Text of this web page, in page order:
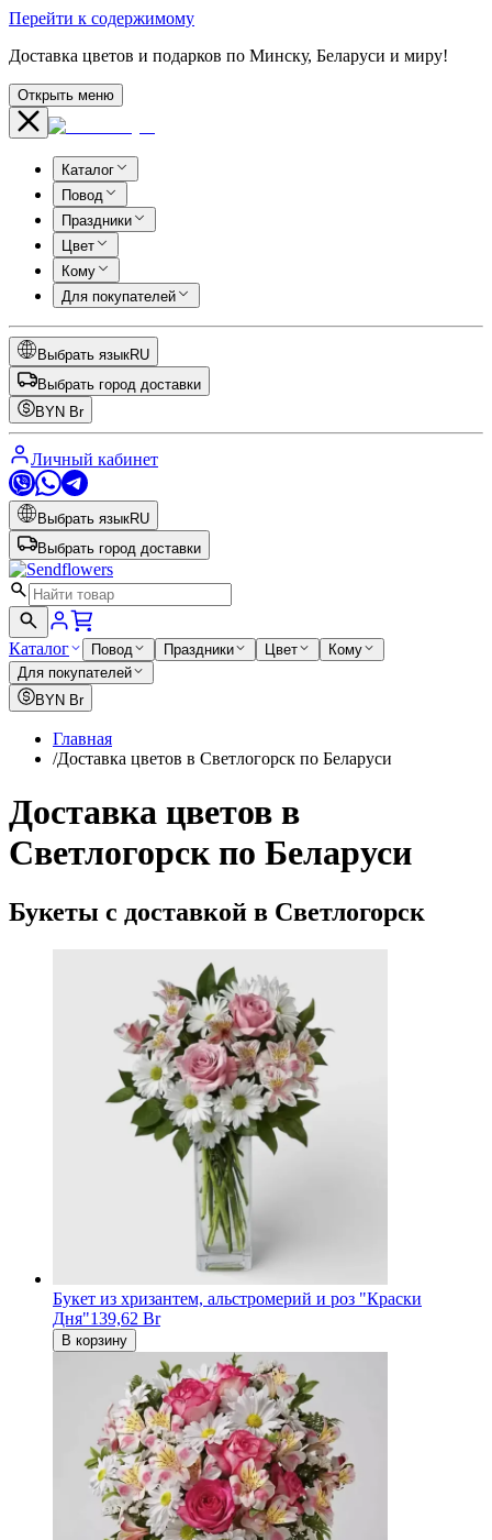
Перейти к содержимому
Доставка цветов и подарков по Минску, Беларуси и миру!
Открыть меню
Каталог
Повод
Праздники
Цвет
Кому
Для покупателей
Выбрать языкRU
Выбрать город доставки
BYN Br
Личный кабинет
Выбрать языкRU
Выбрать город доставки
Каталог Повод Праздники Цвет
Кому
Для покупателей
BYN Br
Главная
/Доставка цветов в Светлогорск по Беларуси
Доставка цветов в
Светлогорск по Беларуси
Букеты с доставкой в Светлогорск
Букет из хризантем, альстромерий и роз "Краски
Дня"139,62 Br
В корзину